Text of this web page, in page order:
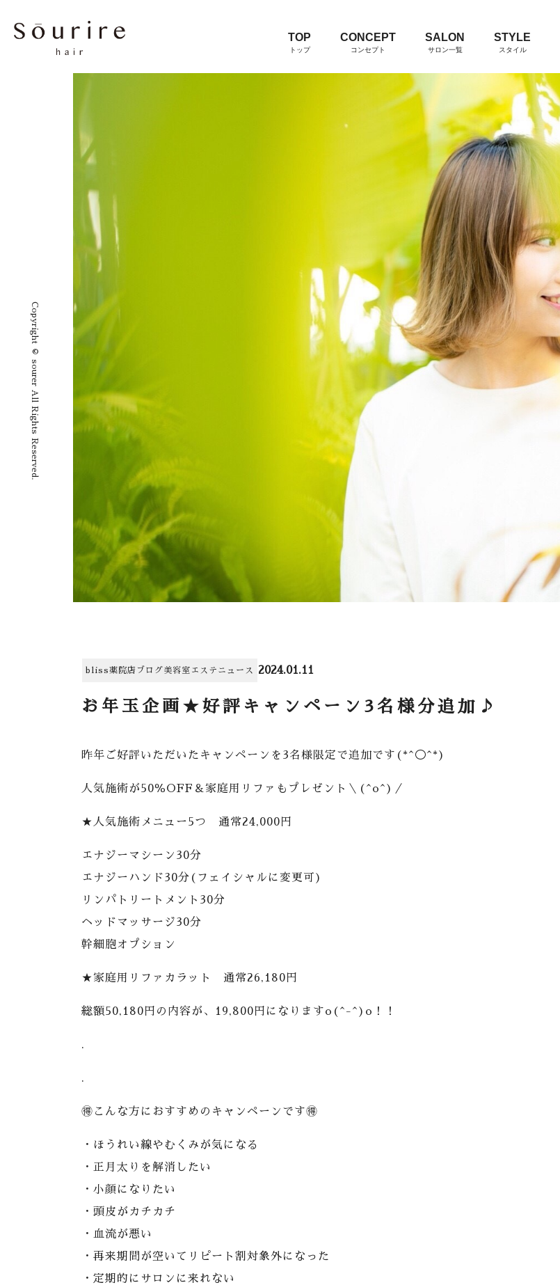
TOP
トップ
CONCEPT
コンセプト
SALON
サロン一覧
STYLE
スタイル
Copyright © sourer All Rights Reserved.
bliss薬院店 ブログ美容室 エステ ニュース 2024.01.11
お年玉企画★好評キャンペーン3名様分追加♪
昨年ご好評いただいたキャンペーンを3名様限定で追加です(*^◯^*)
人気施術が50％OFF＆家庭用リファもプレゼント＼(^o^)／
★人気施術メニュー5つ 通常24,000円
エナジーマシーン30分
エナジーハンド30分(フェイシャルに変更可)
リンパトリートメント30分
ヘッドマッサージ30分
幹細胞オプション
★家庭用リファカラット 通常26,180円
総額50,180円の内容が、19,800円になりますo(^-^)o！！
.
.
🉐こんな方におすすめのキャンペーンです🉐
・ほうれい線やむくみが気になる
・正月太りを解消したい
・小顔になりたい
・頭皮がカチカチ
・血流が悪い
・再来期間が空いてリピート割対象外になった
・定期的にサロンに来れない